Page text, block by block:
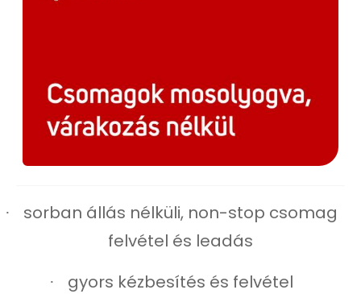
·
sorban állás nélküli, non-stop csomag
felvétel és leadás
· gyors kézbesítés és felvétel